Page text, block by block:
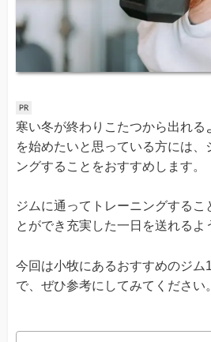
寒い冬が終わりこたつから出れる
を始めたいと思っている方には、
ングすることをおすすめします。
ジムに通ってトレーニングするこ
とができ充実した一日を送れるよ
今回は小牧にあるおすすめのジム
で、ぜひ参考にしてみてください。